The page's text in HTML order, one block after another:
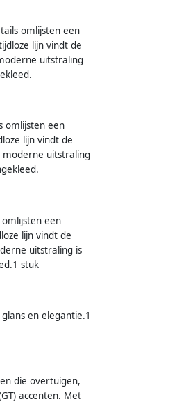
omlijsten een
lijn vindt de
uitstraling
omlijsten een
lijn vindt de
moderne uitstraling
een
lijn vindt de
uitstraling is
stuk
en elegantie.1
die overtuigen,
accenten. Met